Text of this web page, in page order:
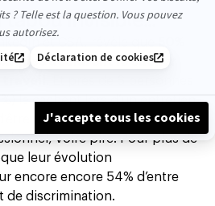
tabou invisible…
et CSA, révèle que
déclarent le cacher
le cachent lors d’un entretien
un tabou, il peut être
voire pire. Pour plus de
leur évolution
encore encore 54% d’entre
de discrimination.